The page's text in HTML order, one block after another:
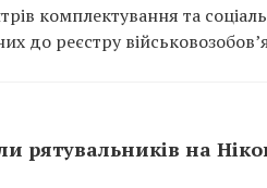
комплектування та
до реєстру
рятувальників на